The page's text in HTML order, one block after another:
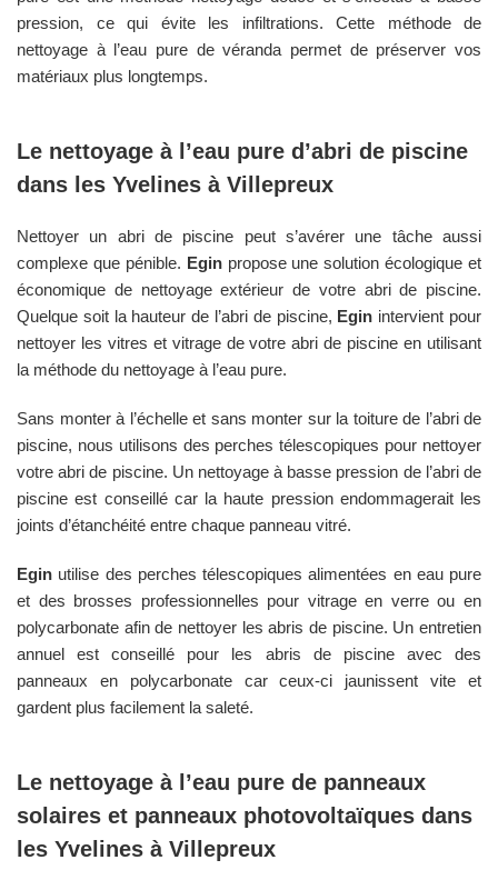
pression, ce qui évite les infiltrations. Cette méthode de
nettoyage à l’eau pure de véranda permet de préserver vos
matériaux plus longtemps.
Le nettoyage à l’eau pure d’abri de piscine
dans les Yvelines à Villepreux
Nettoyer un abri de piscine peut s’avérer une tâche aussi
complexe que pénible. Eginpropose une solution écologique et
économique de nettoyage extérieur de votre abri de piscine.
Quelque soit la hauteur de l’abri de piscine, Egin intervient pour
nettoyer les vitres et vitrage de votre abri de piscine en utilisant
la méthode du nettoyage à l’eau pure.
Sans monter à l’échelle et sans monter sur la toiture de l’abri de
piscine, nous utilisons des perches télescopiques pour nettoyer
votre abri de piscine. Un nettoyage à basse pression de l’abri de
piscine est conseillé car la haute pression endommagerait les
joints d’étanchéité entre chaque panneau vitré.
Egin utilise des perches télescopiques alimentées en eau pure
et des brosses professionnelles pour vitrage en verre ou en
polycarbonate afin de nettoyer les abris de piscine. Un entretien
annuel est conseillé pour les abris de piscine avec des
panneaux en polycarbonate car ceux-ci jaunissent vite et
gardent plus facilement la saleté.
Le nettoyage à l’eau pure de panneaux
solaires et panneaux photovoltaïques dans
les Yvelines à Villepreux